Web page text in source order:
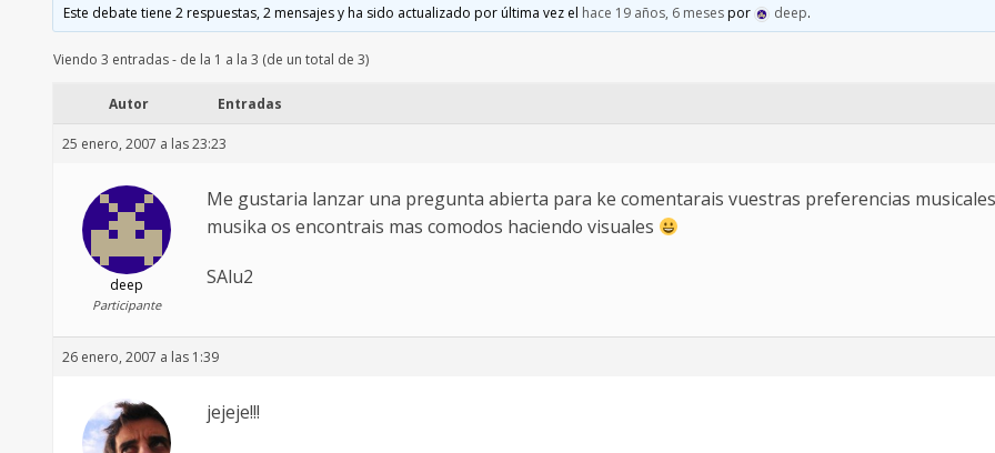
Este debate tiene 2 respuestas, 2 mensajes y ha sido actualizado por última vez el hace 19 años, 6 mesespor deep.
Viendo 3 entradas - de la 1 a la 3 (de un total de 3)
Autor Entradas
25 enero, 2007 a las 23:23
deep
Participante
Me gustaria lanzar una pregunta abierta para ke comentarais vuestras preferencias
musika os encontrais mas comodos haciendo visuales
SAlu2
26 enero, 2007 a las 1:39
jejeje!!!